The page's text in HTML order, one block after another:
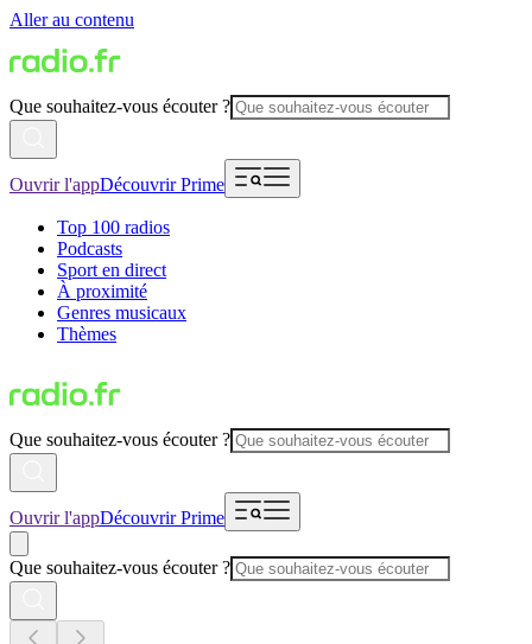
Aller au contenu
Que souhaitez-vous écouter ?
Ouvrir l'appDécouvrir Prime
Top 100 radios
Podcasts
Sport en direct
À proximité
Genres musicaux
Thèmes
Que souhaitez-vous écouter ?
Ouvrir l'appDécouvrir Prime
Que souhaitez-vous écouter ?